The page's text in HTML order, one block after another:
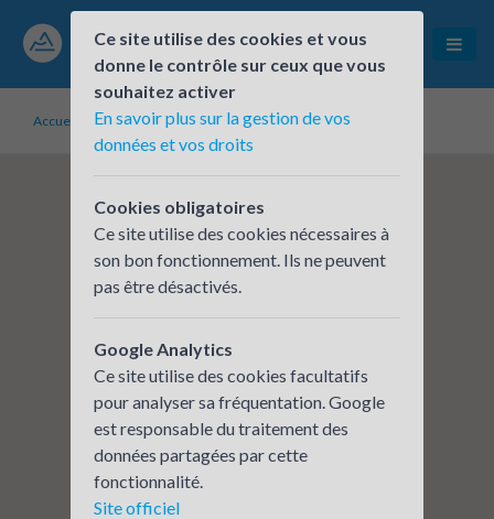
Accueil Établissements inscrits SHCB
Ce site utilise des cookies et vous
donne le contrôle sur ceux que vous
souhaitez activer
En savoir plus sur la gestion de vos
données et vos droits
Cookies obligatoires
Ce site utilise des cookies nécessaires à
son bon fonctionnement. Ils ne peuvent
pas être désactivés.
Google Analytics
Ce site utilise des cookies facultatifs
pour analyser sa fréquentation. Google
est responsable du traitement des
données partagées par cette
fonctionnalité.
Site officiel